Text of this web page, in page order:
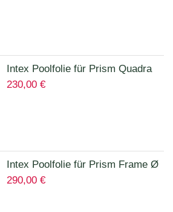
Intex Poolfolie für Prism Quadra
400 x 200 x 100 cm 12135A
230,00 €
Intex Poolfolie für Prism Frame Ø
457 x 122 cm Art.12457A
290,00 €